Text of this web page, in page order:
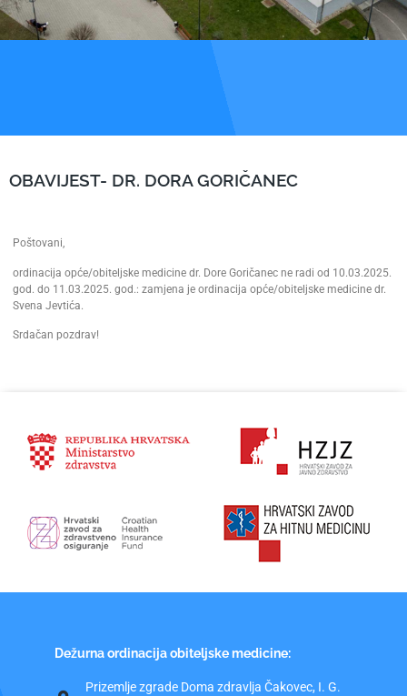
OBAVIJEST- DR. DORA GORIČANEC
Poštovani,
ordinacija opće/obiteljske medicine dr. Dore Goričanec ne radi od 10.03.2025.
god. do 11.03.2025. god.: zamjena je ordinacija opće/obiteljske medicine dr.
Svena Jevtića.
Srdačan pozdrav!
Dežurna ordinacija obiteljske medicine:
Prizemlje zgrade Doma zdravlja Čakovec, I. G.